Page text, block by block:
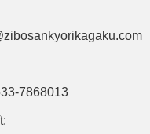
7868013